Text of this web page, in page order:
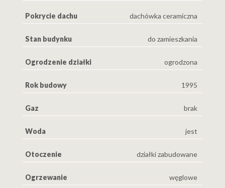
Pokrycie dachu dachówka ceramiczna
Stan budynku do zamieszkania
Ogrodzenie działki ogrodzona
Rok budowy 1995
Gaz brak
Woda jest
Otoczenie działki zabudowane
Ogrzewanie węglowe